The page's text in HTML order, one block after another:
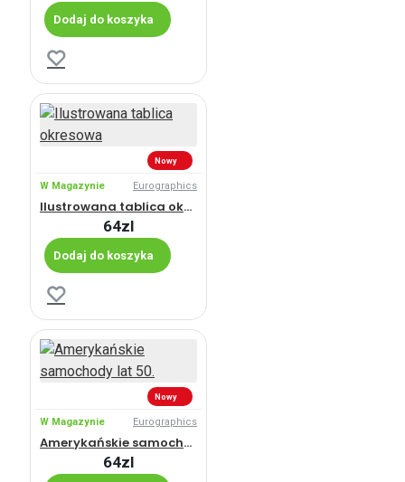
Dodaj do koszyka
Nowy
W Magazynie Eurographics
Ilustrowana tablica okresowa
64zl
Dodaj do koszyka
Nowy
W Magazynie Eurographics
Amerykańskie samochody lat 50.
64zl